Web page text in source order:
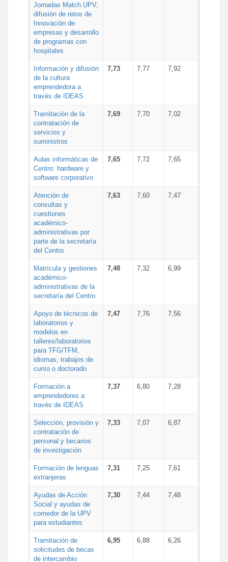
Jornadas Match UPV,
difusión de retos de
Innovación de
empresas y desarrollo
de programas con
hospitales
Información y difusión
de la cultura
emprendedora a
través de IDEAS
7,73 7,77 7,92
Tramitación de la
contratación de
servicios y
suministros
7,69 7,70 7,02
Aulas informáticas de
Centro: hardware y
software corporativo
7,65 7,72 7,65
Atención de
consultas y
cuestiones
académico-
administrativas por
parte de la secretaría
del Centro
7,63 7,60 7,47
Matrícula y gestiones
académico-
administrativas de la
secretaría del Centro
7,48 7,32 6,99
Apoyo de técnicos de
laboratorios y
modelos en
talleres/laboratorios
para TFG/TFM,
idiomas, trabajos de
curso o doctorado
7,47 7,76 7,56
Formación a
emprendedores a
través de IDEAS
7,37 6,80 7,28
Selección, provisión y
contratación de
personal y becarios
de investigación
7,33 7,07 6,87
Formación de lenguas
extranjeras
7,31 7,25 7,61
Ayudas de Acción
Social y ayudas de
comedor de la UPV
para estudiantes
7,30 7,44 7,48
Tramitación de
solicitudes de becas
de intercambio
6,95 6,88 6,26